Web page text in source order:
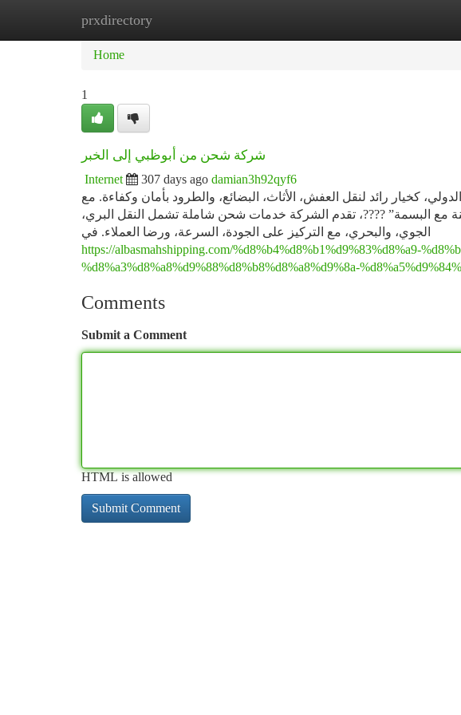
prxdirectory
Home
Home
1
شركة شحن من أبوظبي إلى الخبر
Internet 307 days ago damian3h92qyf6
كخيار رائد لنقل العفش، الأثاث، البضائع، والطرود بأمان وكفاءة. مع
مع البسمة” ????، تقدم الشركة خدمات شحن شاملة تشمل النقل البري،
الجوي، والبحري، مع التركيز على الجودة، السرعة، ورضا العملاء. في
https://albasmahshipping.com/%d8%b4%d8%b1%d9%83%d8%a9-
%d8%a3%d8%a8%d9%88%d8%b8%d8%a8%d9%8a-
Comments
Submit a Comment
HTML is allowed